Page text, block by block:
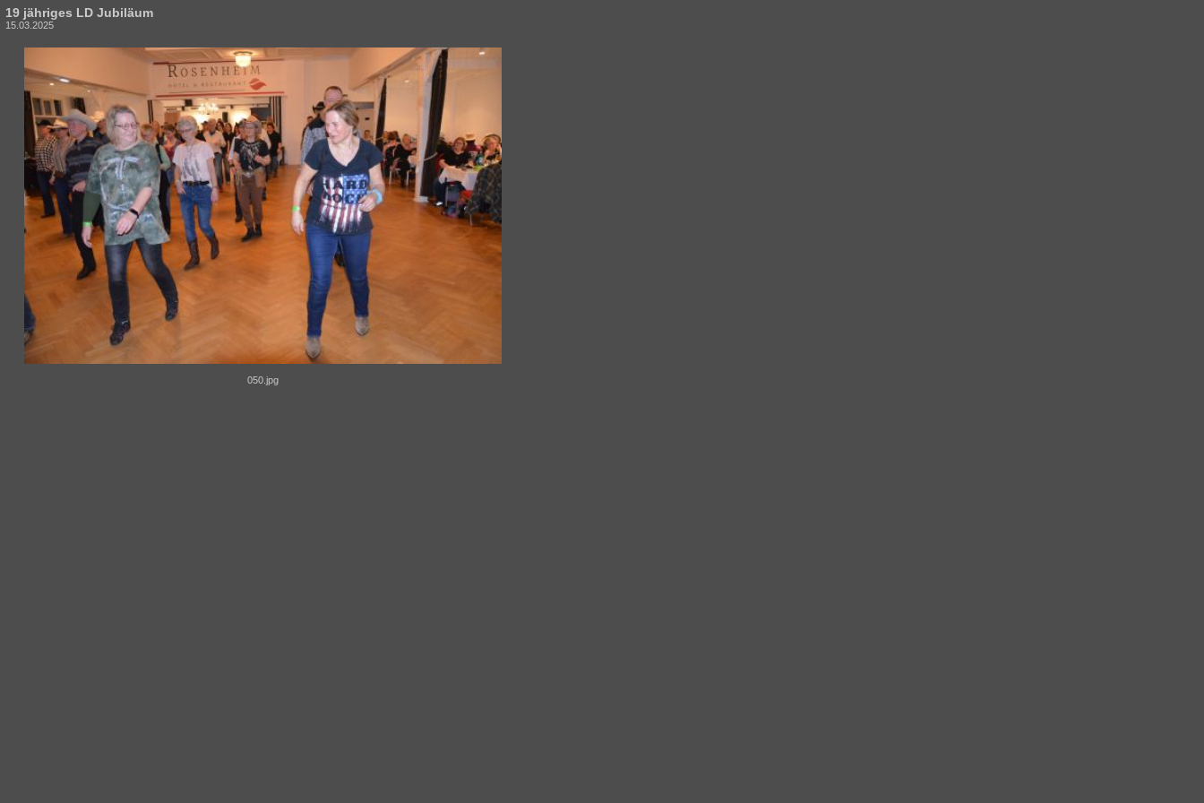
19 jähriges LD Jubiläum
15.03.2025
050.jpg